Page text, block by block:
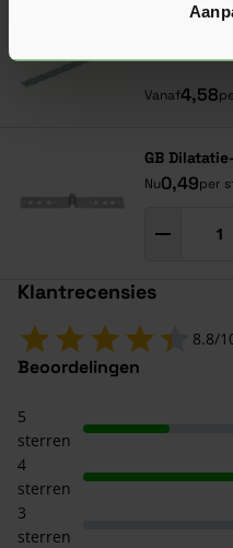
GB
Vanaf4,58
GB
Nu0,49per
Klantrecensies
8.8/
Beoordelingen
5
sterren
4
sterren
3
sterren